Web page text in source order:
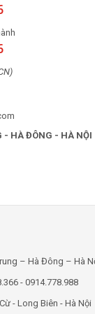
- HÀ ĐÔNG - HÀ NỘI
– Hà Đông – Hà
- 0914.778.988
- Long Biên - Hà Nội